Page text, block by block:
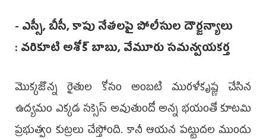
- ఎస్సీ, బీసీ, కాపు నేతలపై పోలీసుల దౌర్జన్యాలు
: వరికూటి అశోక్ బాబు, వేమూరు సమన్వయకర్త
మొక్కజొన్న రైతుల కోసం అంబటి మురళీకృష్ణ చేసిన
ఉద్యమం ఎక్కడ సక్సెస్ అవుతుందో అన్న భయంతో కూటమి
ప్రభుత్వం కుట్రలు చేస్తోంది. కానీ ఆయన పట్టుదల ముందు